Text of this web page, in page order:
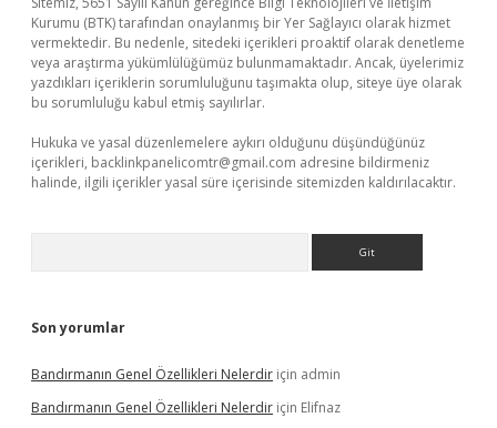
Kurumu (BTK) tarafından onaylanmış bir Yer Sağlayıcı olarak hizmet
vermektedir. Bu nedenle, sitedeki içerikleri proaktif olarak denetleme
veya araştırma yükümlülüğümüz bulunmamaktadır. Ancak, üyelerimiz
yazdıkları içeriklerin sorumluluğunu taşımakta olup, siteye üye olarak
bu sorumluluğu kabul etmiş sayılırlar.
Hukuka ve yasal düzenlemelere aykırı olduğunu düşündüğünüz
içerikleri, backlinkpanelicomtr@gmail.com adresine bildirmeniz
halinde, ilgili içerikler yasal süre içerisinde sitemizden kaldırılacaktır.
Son yorumlar
Bandırmanın Genel Özellikleri Nelerdir için admin
Bandırmanın Genel Özellikleri Nelerdir için Elifnaz